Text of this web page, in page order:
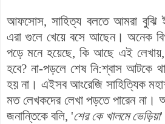
আফসোস, সাহিত্য বলতে আমরা বুঝি
এরা গুলে খেয়ে বসে আছেন। অনেক
পড়ে মনে হয়েছে, কি আছে এই
হবে? না-পড়লে শেষ নি:শ্বাস আটকে
হয় না। এইসব আংরেজি সাহিত্যিক
মত লেখকদের লেখা পড়তে পারেন
জনান্তিকে বলি, 'শের কে খালমে ভেড়িয়া